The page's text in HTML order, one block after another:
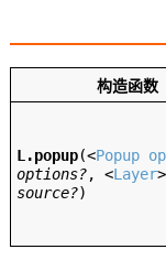
构造函数
L.popup(<Popup
options?, <Layer>
source?)